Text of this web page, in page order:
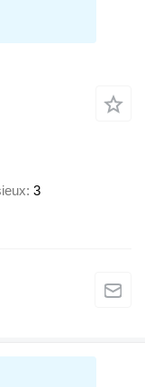
3